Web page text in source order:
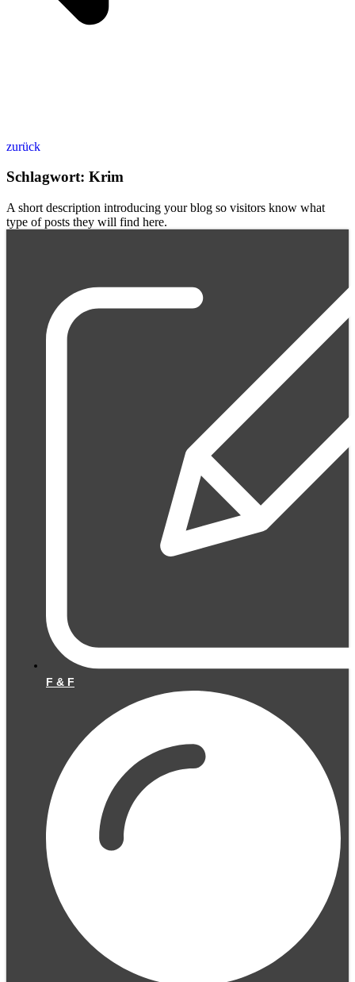
zurück
Schlagwort: Krim
A short description introducing your blog so visitors know what
type of posts they will find here.
F & F